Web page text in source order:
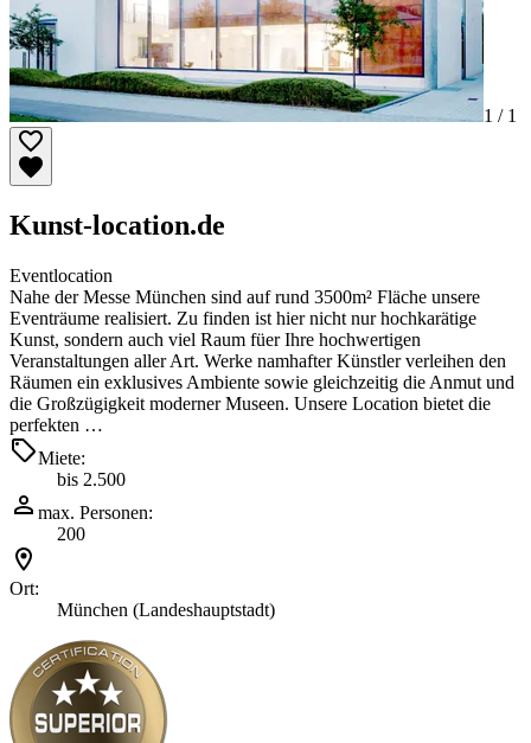
1 / 1
Kunst-location.de
Eventlocation
Nahe der Messe München sind auf rund 3500m² Fläche unsere
Eventräume realisiert. Zu finden ist hier nicht nur hochkarätige
Kunst, sondern auch viel Raum füer Ihre hochwertigen
Veranstaltungen aller Art. Werke namhafter Künstler verleihen den
Räumen ein exklusives Ambiente sowie gleichzeitig die Anmut und
die Großzügigkeit moderner Museen. Unsere Location bietet die
perfekten …
Miete:
bis 2.500
max. Personen:
200
Ort:
München (Landeshauptstadt)